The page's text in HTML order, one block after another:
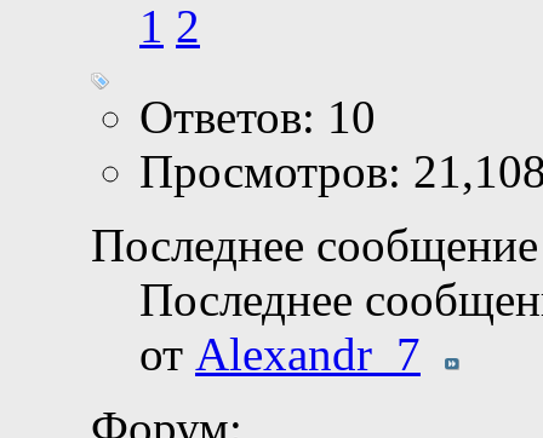
1 2
Ответов: 10
Просмотров:
Последнее
Последнее
от Alexandr_7
Форум: